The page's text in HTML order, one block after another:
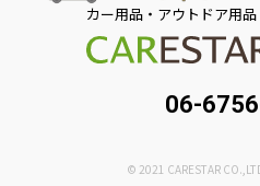
カー用品・アウトドア用品
06-
© 2021 CARESTAR